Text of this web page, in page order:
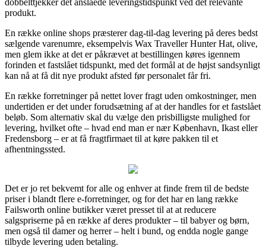
produkt.
En række online shops præsterer dag-til-dag levering på deres bedst
sælgende varenumre, eksempelvis Wax Traveller Hunter Hat, olive,
men glem ikke at det er påkrævet at bestillingen køres igennem
forinden et fastslået tidspunkt, med det formål at de højst sandsynligt
kan nå at få dit nye produkt afsted før personalet får fri.
En række forretninger på nettet lover fragt uden omkostninger, men
undertiden er det under forudsætning af at der handles for et fastslået
beløb. Som alternativ skal du vælge den prisbilligste mulighed for
levering, hvilket ofte – hvad end man er nær København, Ikast eller
Fredensborg – er at få fragtfirmaet til at køre pakken til et
afhentningssted.
Det er jo ret bekvemt for alle og enhver at finde frem til de bedste
priser i blandt flere e-forretninger, og for det har en lang række
Failsworth online butikker været presset til at at reducere
salgspriserne på en række af deres produkter – til babyer og børn,
men også til damer og herrer – helt i bund, og endda nogle gange
tilbyde levering uden betaling.